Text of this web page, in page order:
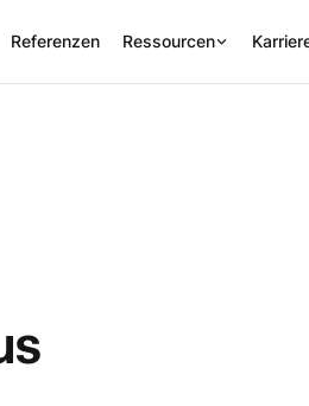
Referenzen Ressourcen